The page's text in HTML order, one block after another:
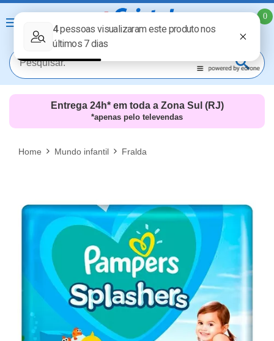
0
MAIS RESULTADOS
Entrega 24h* em toda a Zona Sul (RJ)
*apenas pelo televendas
Home Mundo infantil Fralda